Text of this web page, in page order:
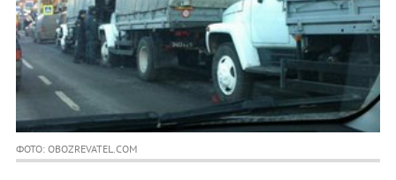
ФОТО: OBOZREVATEL.COM